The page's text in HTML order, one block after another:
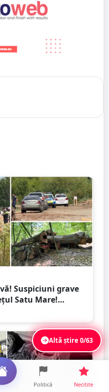
Suspiciuni grave
Satu Mare!
folosirea unor
Altă știre0/63
Politică Necitite